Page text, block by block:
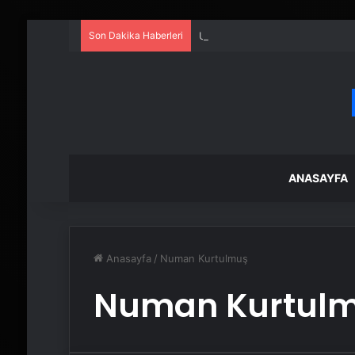
Son Dakika Haberleri UETDS Nedir ? Uetds.com İle
ANASAYFA
Anasayfa / Numan Kurtulmuş
Numan